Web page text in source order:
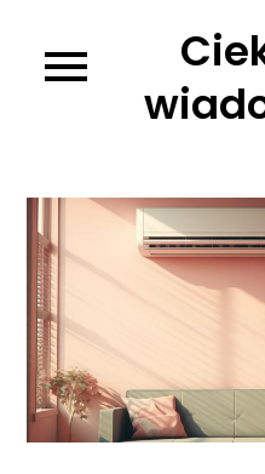
content